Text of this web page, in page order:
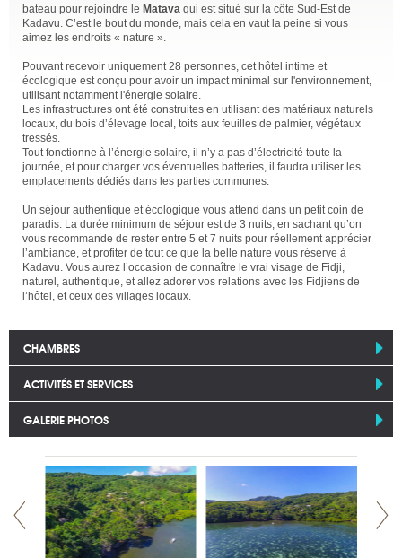
bateau pour rejoindre le Matava qui est situé sur la côte Sud-Est de
Kadavu. C’est le bout du monde, mais cela en vaut la peine si vous
aimez les endroits « nature ».
Pouvant recevoir uniquement 28 personnes, cet hôtel intime et
écologique est conçu pour avoir un impact minimal sur l'environnement,
utilisant notamment l'énergie solaire.
Les infrastructures ont été construites en utilisant des matériaux naturels
locaux, du bois d’élevage local, toits aux feuilles de palmier, végétaux
tressés.
Tout fonctionne à l’énergie solaire, il n’y a pas d’électricité toute la
journée, et pour charger vos éventuelles batteries, il faudra utiliser les
emplacements dédiés dans les parties communes.
Un séjour authentique et écologique vous attend dans un petit coin de
paradis. La durée minimum de séjour est de 3 nuits, en sachant qu’on
vous recommande de rester entre 5 et 7 nuits pour réellement apprécier
l’ambiance, et profiter de tout ce que la belle nature vous réserve à
Kadavu. Vous aurez l’occasion de connaître le vrai visage de Fidji,
naturel, authentique, et allez adorer vos relations avec les Fidjiens de
l’hôtel, et ceux des villages locaux.
CHAMBRES
ACTIVITÉS ET SERVICES
GALERIE PHOTOS